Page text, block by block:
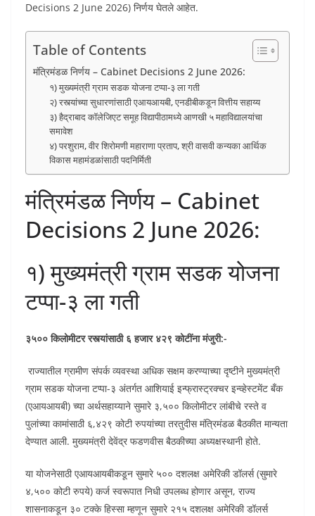
Decisions 2 June 2026) निर्णय घेतले आहेत.
Table of Contents
मंत्रिमंडळ निर्णय – Cabinet Decisions 2 June 2026:
१) मुख्यमंत्री ग्राम सडक योजना टप्पा-३ ला गती
२) रस्त्यांच्या सुधारणांसाठी एआयआयबी, एनडीबीकडून वित्तीय सहाय्य
३) हैद्राबाद कॉलेजिएट समूह विद्यापीठामध्ये आणखी ५ महाविद्यालयांचा
समावेश
४) परशुराम, वीर शिरोमणी महाराणा प्रताप, श्री वासवी कन्यका आर्थिक
विकास महामंडळांसाठी पदनिर्मिती
मंत्रिमंडळ निर्णय – Cabinet
Decisions 2 June 2026:
१) मुख्यमंत्री ग्राम सडक योजना
टप्पा-३ ला गती
३५०० किलोमीटर रस्त्यांसाठी ६ हजार ४२९ कोटींना मंजुरी:-
राज्यातील ग्रामीण संपर्क व्यवस्था अधिक सक्षम करण्याच्या दृष्टीने मुख्यमंत्री
ग्राम सडक योजना टप्पा-३ अंतर्गत आशियाई इन्फ्रास्ट्रक्चर इन्व्हेस्टमेंट बँक
(एआयआयबी) च्या अर्थसहाय्याने सुमारे ३,५०० किलोमीटर लांबीचे रस्ते व
पुलांच्या कामांसाठी ६,४२९ कोटी रुपयांच्या तरतुदीस मंत्रिमंडळ बैठकीत मान्यता
देण्यात आली. मुख्यमंत्री देवेंद्र फडणवीस बैठकीच्या अध्यक्षस्थानी होते.
या योजनेसाठी एआयआयबीकडून सुमारे ५०० दशलक्ष अमेरिकी डॉलर्स (सुमारे
४,५०० कोटी रुपये) कर्ज स्वरूपात निधी उपलब्ध होणार असून, राज्य
शासनाकडून ३० टक्के हिस्सा म्हणून सुमारे २१५ दशलक्ष अमेरिकी डॉलर्स